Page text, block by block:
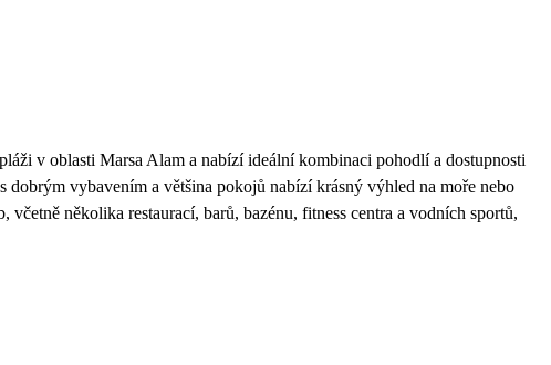
v oblasti Marsa Alam a nabízí ideální kombinaci pohodlí a dostupnosti
vybavením a většina pokojů nabízí krásný výhled na moře nebo
několika restaurací, barů, bazénu, fitness centra a vodních sportů,